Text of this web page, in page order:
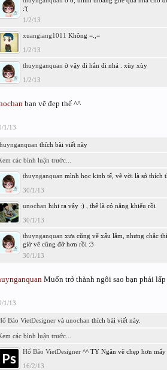
:'(
1/2/13
xuangiang1011 Không =.,=
1/2/13
thuynganquan ờ vậy đi hẳn đi nhá . xùy xùy
1/2/13
bạn vẽ đẹp thế ^^
1/13
thích bài viết này
các bình luận trước...
thuynganquan mình học kinh tế, vẽ vời là sở thích
30/1/13
unochan hihi ra vậy :) , thế là có năng khiếu rồi
30/1/13
thuynganquan xưa cũng vẽ xấu lắm, nhưng chắc
giờ vẽ cũng đỡ hơn rồi :3
30/1/13
Muốn trở thành ngôi sao bạn phải
1/13
Báo VietDesignervà unochan thích bài viết này.
các bình luận trước...
Hổ Báo VietDesigner ^^ TY Ngân vẽ chẹp hơn
16/2/13